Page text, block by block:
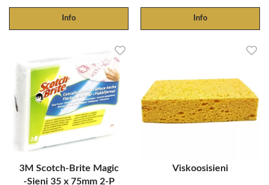
Info Info
3M Scotch-Brite Magic
‑Sieni 35 x 75mm 2-P
Viskoosisieni